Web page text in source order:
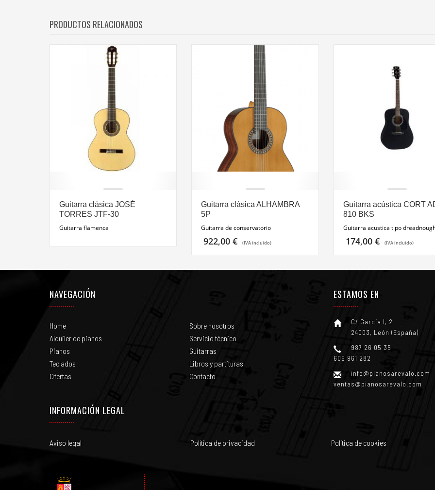
PRODUCTOS RELACIONADOS
Guitarra clásica JOSÉ
TORRES JTF-30
Guitarra flamenca
Guitarra clásica ALHAMBRA
5P
Guitarra de conservatorio
922,00€ (IVA incluido)
Guitarra acústica CORT
810 BKS
Guitarra acustica tipo
174,00 € (IVA incluido)
NAVEGACIÓN
Home
Sobre nosotros
Alquiler de pianos
Servicio técnico
Pianos
Guitarras
Teclados
Libros y partituras
Ofertas
Contacto
ESTAMOS EN
C/ García I, 2
24003, León (España)
987 26 05 35
606 961 282
info@pianosarevalo.com
ventas@pianosarevalo.com
INFORMACIÓN LEGAL
Aviso legal Política de privacidad Política de cookies